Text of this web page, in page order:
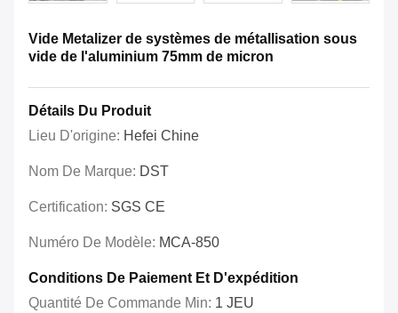
Vide Metalizer de systèmes de métallisation sous
vide de l'aluminium 75mm de micron
Détails Du Produit
Lieu D'origine: Hefei Chine
Nom De Marque: DST
Certification: SGS CE
Numéro De Modèle: MCA-850
Conditions De Paiement Et D'expédition
Quantité De Commande Min: 1 JEU